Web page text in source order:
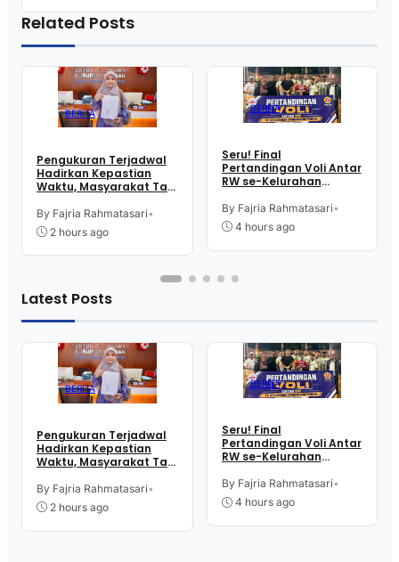
Related Posts
BERITA
Pengukuran Terjadwal
Hadirkan Kepastian
Waktu, Masyarakat Tak
Layanan Pertanahan
By Fajria Rahmatasari•
2 hours ago
BERITA
Seru! Final
Pertandingan Voli Antar
RW se-Kelurahan
Sambut HUT RI
By Fajria Rahmatasari•
4 hours ago
Latest Posts
BERITA
Pengukuran Terjadwal
Hadirkan Kepastian
Waktu, Masyarakat Tak
Layanan Pertanahan
By Fajria Rahmatasari•
2 hours ago
BERITA
Seru! Final
Pertandingan Voli Antar
RW se-Kelurahan
Sambut HUT RI
By Fajria Rahmatasari•
4 hours ago